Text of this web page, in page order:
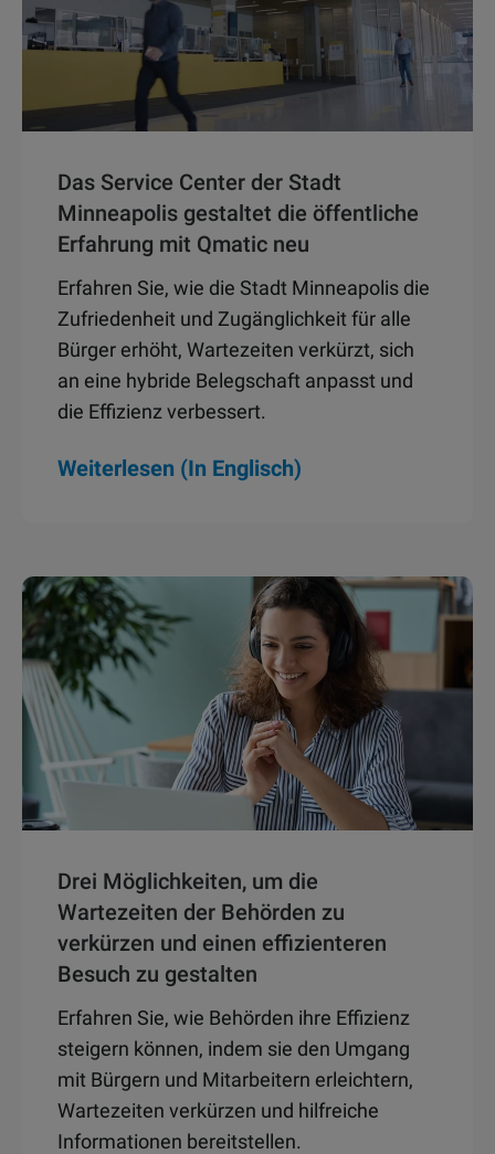
Das Service Center der Stadt
Minneapolis gestaltet die öffentliche
Erfahrung mit Qmatic neu
Erfahren Sie, wie die Stadt Minneapolis die
Zufriedenheit und Zugänglichkeit für alle
Bürger erhöht, Wartezeiten verkürzt, sich
an eine hybride Belegschaft anpasst und
die Effizienz verbessert.
Weiterlesen (In Englisch)
Drei Möglichkeiten, um die
Wartezeiten der Behörden zu
verkürzen und einen effizienteren
Besuch zu gestalten
Erfahren Sie, wie Behörden ihre Effizienz
steigern können, indem sie den Umgang
mit Bürgern und Mitarbeitern erleichtern,
Wartezeiten verkürzen und hilfreiche
Informationen bereitstellen.